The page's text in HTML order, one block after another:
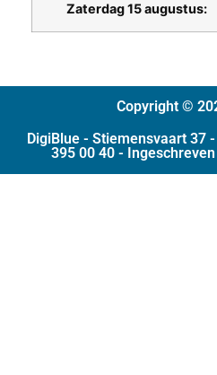
Zaterdag 15 augustus:
Copyright ©
DigiBlue - Stiemensvaart 37
395 00 40 -